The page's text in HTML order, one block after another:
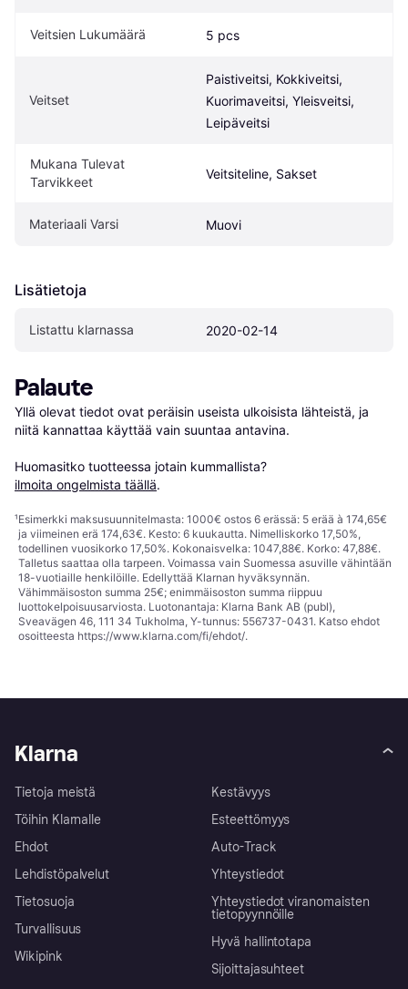
Veitsien Lukumäärä 5 pcs
Veitset
Paistiveitsi, Kokkiveitsi,
Kuorimaveitsi, Yleisveitsi,
Leipäveitsi
Mukana Tulevat
Tarvikkeet
Veitsiteline, Sakset
Materiaali Varsi Muovi
Lisätietoja
Listattu klarnassa 2020-02-14
Palaute
Yllä olevat tiedot ovat peräisin useista ulkoisista lähteistä, ja
niitä kannattaa käyttää vain suuntaa antavina.
Huomasitko tuotteessa jotain kummallista?
ilmoita ongelmista täällä.
¹Esimerkki maksusuunnitelmasta: 1000€ ostos 6 erässä: 5 erää à 174,65€
ja viimeinen erä 174,63€. Kesto: 6 kuukautta. Nimelliskorko 17,50%,
todellinen vuosikorko 17,50%. Kokonaisvelka: 1047,88€. Korko: 47,88€.
Talletus saattaa olla tarpeen. Voimassa vain Suomessa asuville vähintään
18-vuotiaille henkilöille. Edellyttää Klarnan hyväksynnän.
Vähimmäisoston summa 25€; enimmäisoston summa riippuu
luottokelpoisuusarviosta. Luotonantaja: Klarna Bank AB (publ),
Sveavägen 46, 111 34 Tukholma, Y-tunnus: 556737-0431. Katso ehdot
osoitteesta https://www.klarna.com/fi/ehdot/.
Klarna
Tietoja meistä
Töihin Klarnalle
Ehdot
Lehdistöpalvelut
Tietosuoja
Turvallisuus
Wikipink
Kestävyys
Esteettömyys
Auto-Track
Yhteystiedot
Yhteystiedot viranomaisten
tietopyynnöille
Hyvä hallintotapa
Sijoittajasuhteet